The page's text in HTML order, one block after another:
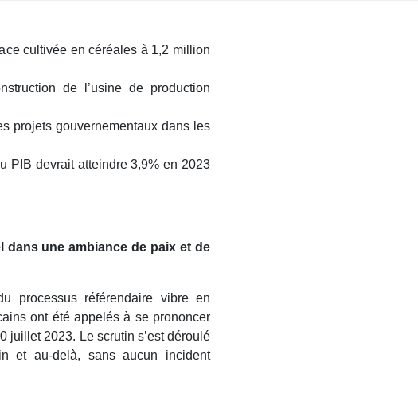
cultivée en céréales à 1,2 million
de l’usine de production
projets gouvernementaux dans les
PIB devrait atteindre 3,9% en 2023
une ambiance de paix et de
processus référendaire vibre en
ont été appelés à se prononcer
juillet 2023. Le scrutin s’est déroulé
et au-delà, sans aucun incident